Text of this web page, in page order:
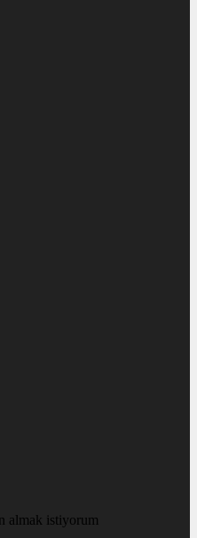
almak istiyorum